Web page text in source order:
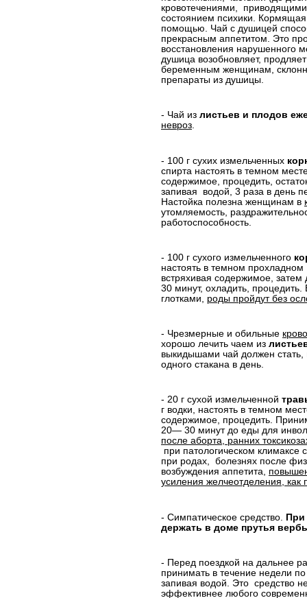
кровотечениями,
состоянием психики.
помощью. Чай с душицей
прекрасным аппетитом. Это
восстановления нарушенного
душица возобновляет,
беременным женщинам,
препараты из душицы.
- Чай из листьев и плодов
невроз.
- 100 г сухих измельченных
спирта настоять в темном
содержимое, процедить,
запивая
водой, 3 раза в день
Настойка полезна женщинам в
утомляемость,
работоспособность.
- 100 г сухого измельченного
настоять в темном прохладном
встряхивая содержимое, затем
30 минут, охладить, процедить.
глотками, роды пройдут без
- Чрезмерные и обильные
хорошо лечить чаем из
выкидышами чай должен
одного стакана в день.
- 20 г сухой измельченной
г водки, настоять в темном
содержимое, процедить.
20— 30 минут до еды для
после аборта, ранних
при патологическом климаксе
при родах, болезнях после
возбуждения аппетита,
усиления желчеотделения, как
- Симпатическое средство.
держать в доме прутья
- Перед поездкой на дальнее
принимать в течение недели по
запивая водой. Это средство
эффективнее любого